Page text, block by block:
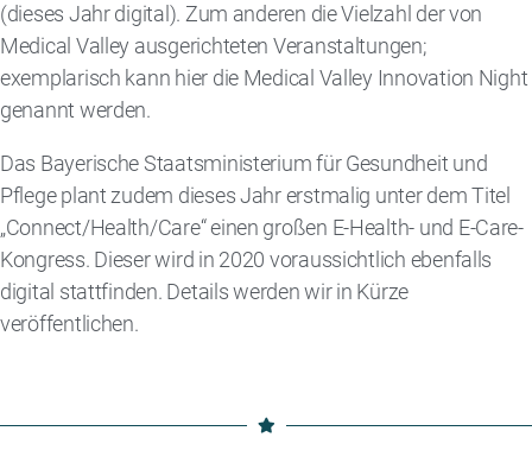
(dieses Jahr digital). Zum anderen die Vielzahl der von
Medical Valley ausgerichteten Veranstaltungen;
exemplarisch kann hier die Medical Valley Innovation Night
genannt werden.
Das Bayerische Staatsministerium für Gesundheit und
Pflege plant zudem dieses Jahr erstmalig unter dem Titel
„Connect/Health/Care“ einen großen E-Health- und E-Care-
Kongress. Dieser wird in 2020 voraussichtlich ebenfalls
digital stattfinden. Details werden wir in Kürze
veröffentlichen.